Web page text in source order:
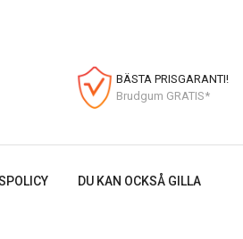
BÄSTA PRISGARANTI!
Brudgum GRATIS*
DU KAN OCKSÅ GILLA